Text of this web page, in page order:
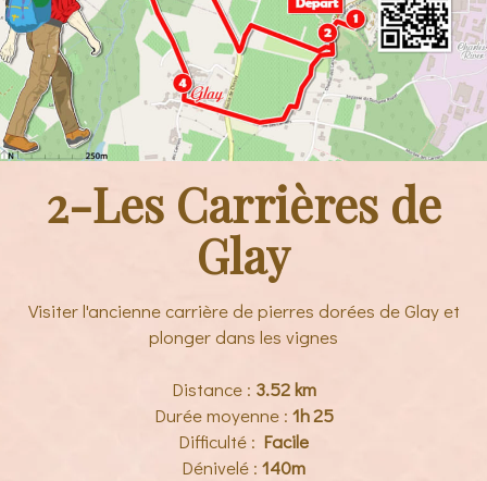
2-Les Carrières de
Glay
Visiter l'ancienne carrière de pierres dorées de Glay et
plonger dans les vignes
Distance : 3.52 km
Durée moyenne : 1h 25
Difficulté : Facile
Dénivelé : 140m